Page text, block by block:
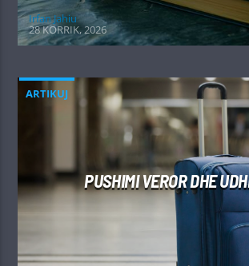
Irfan Jahiu
28 KORRIK, 2026
ARTIKUJ
PUSHIMI VEROR DHE